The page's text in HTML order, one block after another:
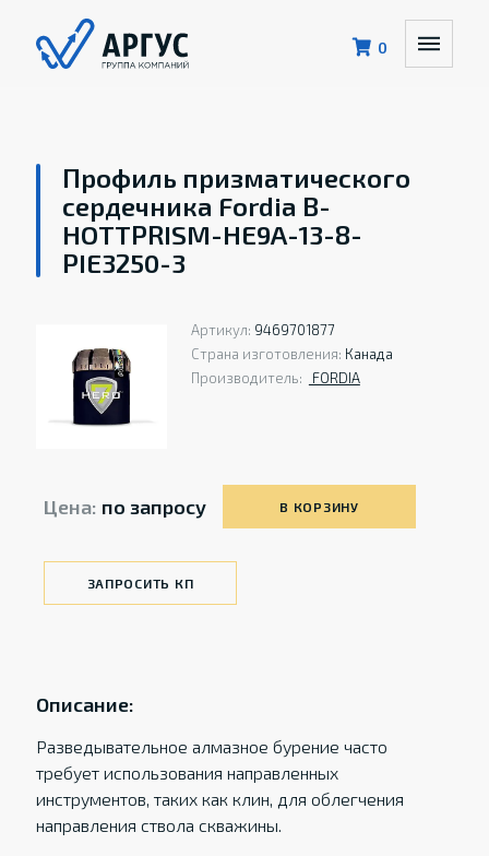
0
Профиль призматического
сердечника Fordia B-
HOTTPRISM-HE9A-13-8-
PIE3250-3
Артикул: 9469701877
Страна изготовления: Канада
Производитель:
FORDIA
Цена: по запросу В КОРЗИНУ
ЗАПРОСИТЬ КП
Описание:
Разведывательное алмазное бурение часто
требует использования направленных
инструментов, таких как клин, для облегчения
направления ствола скважины.